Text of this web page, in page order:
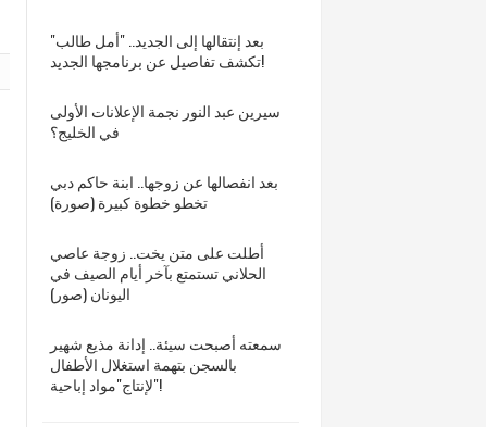
بعد إنتقالها إلى الجديد.. "أمل طالب"
تكشف تفاصيل عن برنامجها الجديد!
سيرين عبد النور نجمة الإعلانات الأولى
في الخليج؟
بعد انفصالها عن زوجها.. ابنة حاكم دبي
تخطو خطوة كبيرة (صورة)
أطلت على متن يخت.. زوجة عاصي
الحلاني تستمتع بآخر أيام الصيف في
اليونان (صور)
سمعته أصبحت سيئة.. إدانة مذيع شهير
بالسجن بتهمة استغلال الأطفال
لإنتاج"مواد إباحية"!